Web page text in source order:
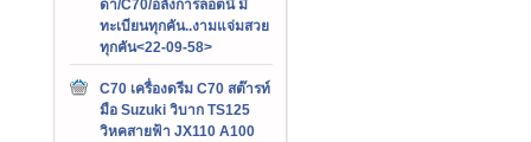
ดา/C70/อลังการล็อตนี้ มี
ทะเบียนทุกคัน..งามแจ่มสวย
ทุกคัน<22-09-58>
C70 เครื่องดรีม C70 สต๊ารท์
มือ Suzuki วิบาก TS125
วิหคสายฟ้า JX110 A100